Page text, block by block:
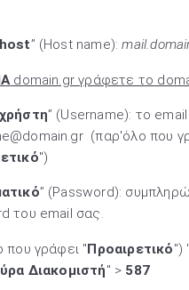
” (Host name):
domain.gr γράφετε το
” (Username): το
(παρ'όλο που
")
” (Password):
του email σας.
που γράφει "Προαιρετικό")
Διακομιστή" > 587